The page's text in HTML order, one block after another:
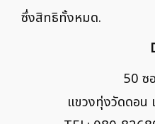
ซึ่งสิทธิทั้งหมด.
50 ซ
แขวงทุ่งวัดดอน